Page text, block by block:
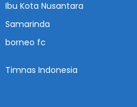
Ibu Kota Nusantara
Samarinda
borneo fc
Timnas Indonesia